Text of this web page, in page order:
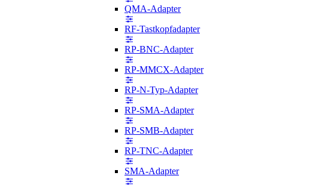
QMA-Adapter
RF-Tastkopfadapter
RP-BNC-Adapter
RP-MMCX-Adapter
RP-N-Typ-Adapter
RP-SMA-Adapter
RP-SMB-Adapter
RP-TNC-Adapter
SMA-Adapter